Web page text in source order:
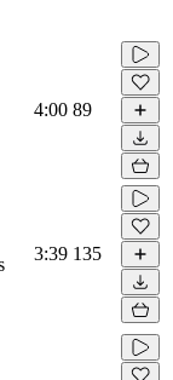
4:00 89
3:39 135